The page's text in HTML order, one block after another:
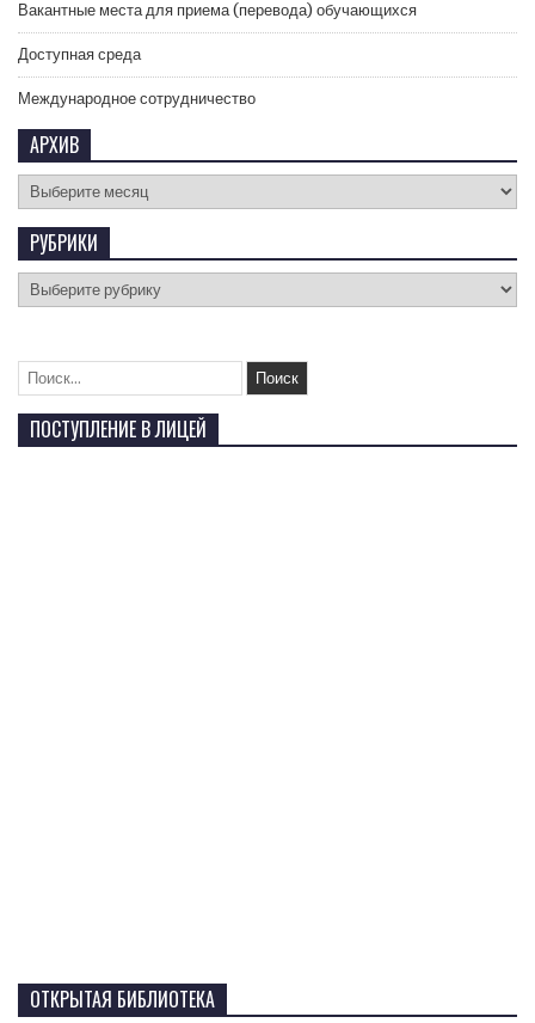
Вакантные места для приема (перевода) обучающихся
Доступная среда
Международное сотрудничество
АРХИВ
РУБРИКИ
ПОСТУПЛЕНИЕ В ЛИЦЕЙ
ОТКРЫТАЯ БИБЛИОТЕКА